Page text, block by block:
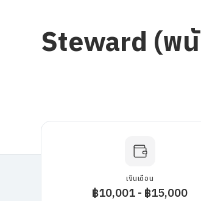
Steward (พ
เงินเดือน
฿10,001 - ฿15,000